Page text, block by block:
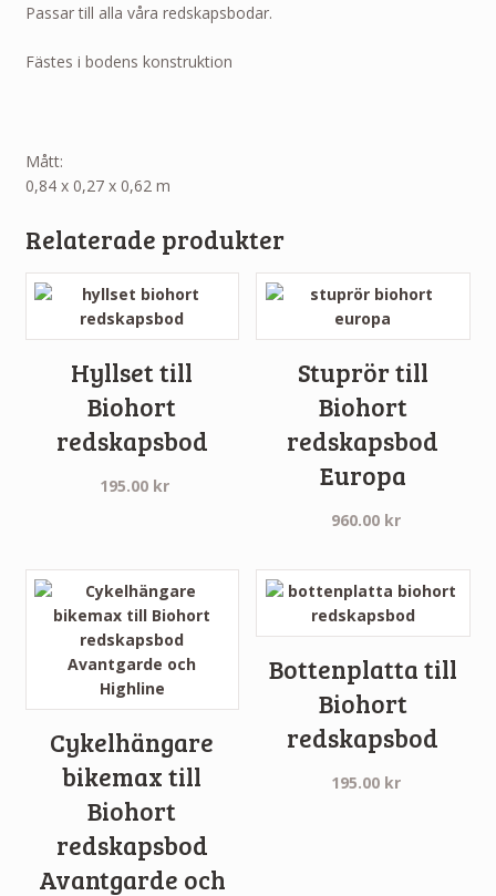
Passar till alla våra redskapsbodar.
Fästes i bodens konstruktion
Mått:
0,84 x 0,27 x 0,62 m
Relaterade produkter
Hyllset till
Biohort
redskapsbod
195.00 kr
Stuprör till
Biohort
redskapsbod
Europa
960.00 kr
Cykelhängare
bikemax till
Biohort
redskapsbod
Avantgarde och
Bottenplatta till
Biohort
redskapsbod
195.00 kr